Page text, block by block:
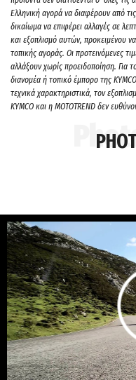
Ελληνική αγορά να διαφέρουν από
δικαίωμα να επιφέρει αλλαγές σε
και εξοπλισμό αυτών, προκειμένου
τοπικής αγοράς. Οι προτεινόμενες
αλλάξουν χωρίς προειδοποίηση. Για
διανομέα ή τοπικό έμπορο της
τεχνικά χαρακτηριστικά, τον
KYMCO και η MOTOTREND δεν
00:00/